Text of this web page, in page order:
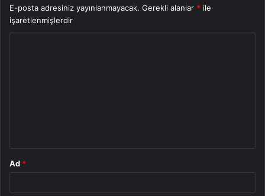
E-posta adresiniz yayınlanmayacak. Gerekli alanlar * ile
işaretlenmişlerdir
Ad *